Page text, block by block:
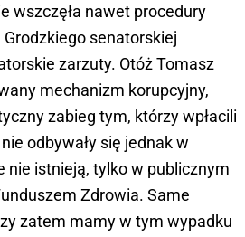
wszczęła nawet procedury
senatorskiej
zarzuty. Otóż Tomasz
mechanizm korupcyjny,
zabieg tym, którzy wpłacili
odbywały się jednak w
istnieją, tylko w publicznym
Zdrowia. Same
zatem mamy w tym wypadku